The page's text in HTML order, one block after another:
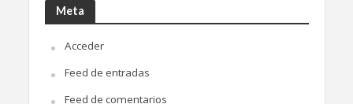
Meta
Acceder
Feed de entradas
Feed de comentarios